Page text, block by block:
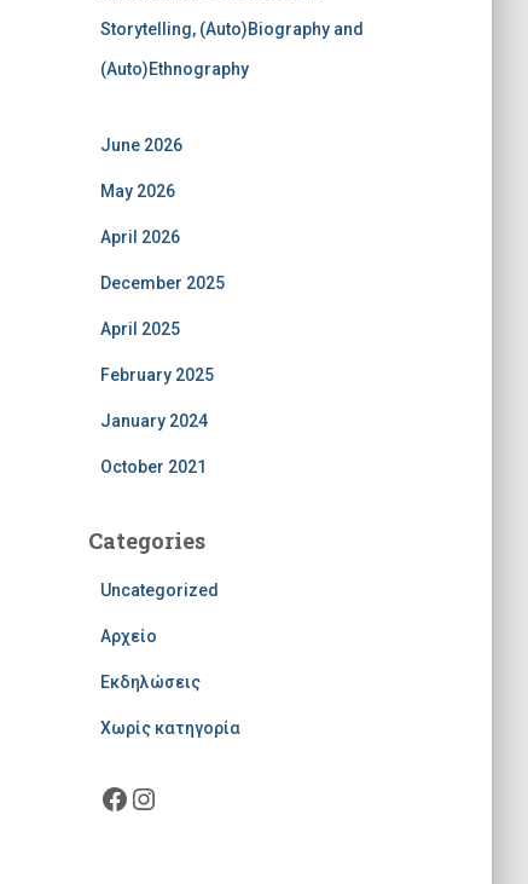
Storytelling, (Auto)Biography and
(Auto)Ethnography
June 2026
May 2026
April 2026
December 2025
April 2025
February 2025
January 2024
October 2021
Categories
Uncategorized
Αρχείο
Εκδηλώσεις
Χωρίς κατηγορία
Facebook Instagram